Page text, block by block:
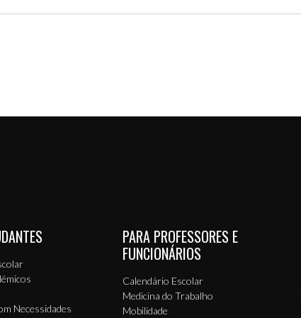
Necessidades
PARA PROFESSORES E
FUNCIONÁRIOS
Calendário Escolar
Medicina do Trabalho
Mobilidade